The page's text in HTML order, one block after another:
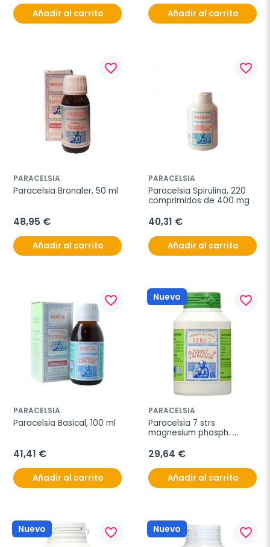
Añadir al carrito Añadir al carrito
favorite_border
PARACELSIA
Paracelsia Bronaler, 50 ml
48,95 €
Añadir al carrito
favorite_border
PARACELSIA
Paracelsia Spirulina, 220
comprimidos de 400 mg
40,31 €
Añadir al carrito
favorite_border
PARACELSIA
Paracelsia Basical, 100 ml
41,41 €
Añadir al carrito
Nuevo favorite_border
PARACELSIA
Paracelsia 7 strs
magnesium phosph.
29,64 €
Añadir al carrito
Nuevo favorite_border Nuevo favorite_border